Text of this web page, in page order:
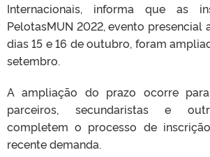
Internacionais, informa que as
PelotasMUN 2022, evento presencial
dias 15 e 16 de outubro, foram
setembro.
A ampliação do prazo ocorre
parceiros, secundaristas e
completem o processo de
recente demanda.